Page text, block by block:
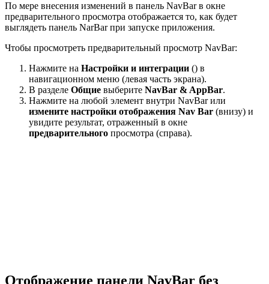
По мере внесения изменений в панель NavBar в окне
предварительного просмотра отображается то, как будет
выглядеть панель NarBar при запуске приложения.
Чтобы просмотреть предварительный просмотр NavBar:
Нажмите на Настройки и интеграции () в
навигационном меню (левая часть экрана).
В разделе Общие выберите NavBar & AppBar.
Нажмите на любой элемент внутри NavBar или
измените настройки отображения Nav Bar (внизу) и
увидите результат, отраженный в окне
предварительного просмотра (справа).
Отображение панели NavBar без